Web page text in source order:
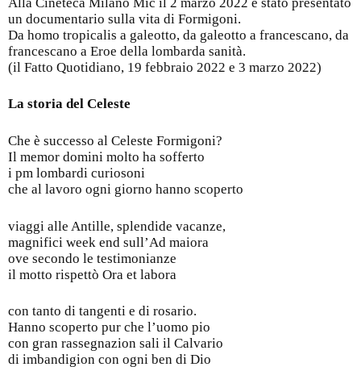
un documentario sulla vita di Formigoni.
Da homo tropicalis a galeotto, da galeotto a francescano, da
francescano a Eroe della lombarda sanità.
(il Fatto Quotidiano, 19 febbraio 2022 e 3 marzo 2022)
La storia del Celeste
Che è successo al Celeste Formigoni?
Il memor domini molto ha sofferto
i pm lombardi curiosoni
che al lavoro ogni giorno hanno scoperto
viaggi alle Antille, splendide vacanze,
magnifici week end sull’Ad maiora
ove secondo le testimonianze
il motto rispettò Ora et labora
con tanto di tangenti e di rosario.
Hanno scoperto pur che l’uomo pio
con gran rassegnazion sali il Calvario
di imbandigion con ogni ben di Dio